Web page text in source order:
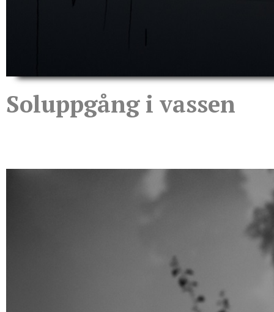
Soluppgång i vassen